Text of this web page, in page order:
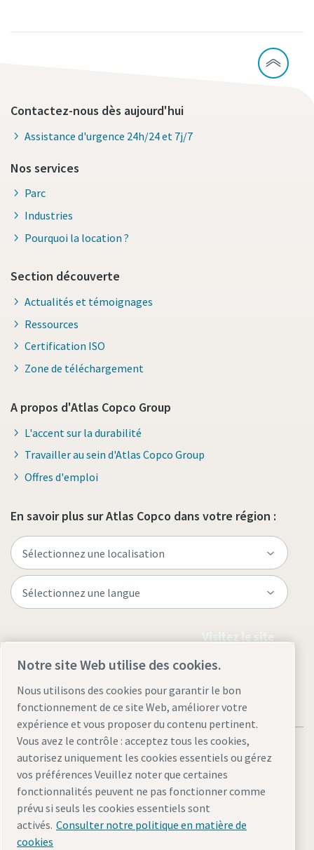
Contactez-nous dès aujourd'hui
Assistance d'urgence 24h/24 et 7j/7
Nos services
Parc
Industries
Pourquoi la location ?
Section découverte
Actualités et témoignages
Ressources
Certification ISO
Zone de téléchargement
A propos d'Atlas Copco Group
L'accent sur la durabilité
Travailler au sein d'Atlas Copco Group
Offres d'emploi
En savoir plus sur Atlas Copco dans votre région :
Visitez le site
Mentions légales et politique de confidentialité
Gérer les cookiesAccessibilitéPlan du site
Notre site Web utilise des cookies.
Nous utilisons des cookies pour garantir le bon
fonctionnement de ce site Web, améliorer votre
expérience et vous proposer du contenu pertinent.
Vous avez le contrôle : acceptez tous les cookies,
autorisez uniquement les cookies essentiels ou gérez
vos préférences Veuillez noter que certaines
fonctionnalités peuvent ne pas fonctionner comme
prévu si seuls les cookies essentiels sont
activés. Consulter notre politique en matière de
cookies